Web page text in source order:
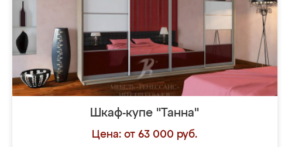
Шкаф-купе "Танна"
Цена: от 63 000 руб.